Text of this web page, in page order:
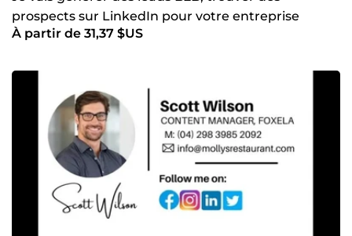
prospects sur LinkedIn pour votre entreprise
À partir de 31,37 $US